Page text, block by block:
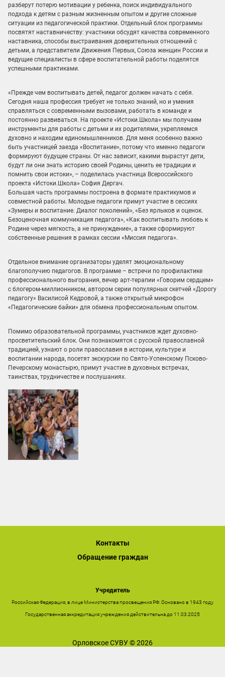
разберут потерю мотивации у ребенка, поиск индивидуального
подхода к детям с разным жизненным опытом и другие сложные
ситуации из педагогической практики. Отдельный блок программы
посвятят наставничеству: участники обсудят качества современного
наставника, способы выстраивания доверительных отношений с
детьми, а представители Движения Первых, Союза женщин России и
ведущие специалисты в сфере воспитательной работы поделятся
успешными практиками.
«Прежде чем воспитывать детей, педагог должен начать с себя.
Сегодня наша профессия требует не только знаний, но и умения
справляться с современными вызовами, работать в команде и
постоянно развиваться. На проекте «Истоки.Школа» мы получаем
инструменты для работы с детьми и их родителями, укрепляемся
духовно и находим единомышленников. Для меня особенно важно
быть участницей заезда «Воспитание», потому что именно педагоги
формируют будущее страны. От нас зависит, какими вырастут дети,
будут ли они знать историю своей Родины, ценить ее традиции и
помнить свои истоки», – поделилась участница Всероссийского
проекта «Истоки.Школа» София Дергач.
Большая часть программы построена в формате практикумов и
совместной работы. Молодые педагоги примут участие в сессиях
«Зумеры и воспитание. Диалог поколений», «Без ярлыков и оценок.
Безоценочная коммуникация педагога», «Как воспитывать любовь к
Родине через мягкость, а не принуждение», а также сформируют
собственные решения в рамках сессии «Миссия педагога».
Отдельное внимание организаторы уделят эмоциональному
благополучию педагогов. В программе – встречи по профилактике
профессионального выгорания, вечер арт-терапии «Говорим сердцем»
с блогером-миллионником, автором серии популярных скетчей «Дорогу
педагогу» Василисой Кедровой, а также открытый микрофон
«Педагогические байки» для обмена профессиональным опытом.
Помимо образовательной программы, участников ждет духовно-
просветительский блок. Они познакомятся с русской православной
традицией, узнают о роли православия в истории, культуре и
воспитании народа, посетят экскурсии по Свято-Успенскому Псково-
Печерскому монастырю, примут участие в духовных встречах,
таинствах, трудничестве и послушаниях.
Контакты
Обращение граждан
Учредитель
Российская Федерация, в лице Министерства просвещения РФ. Основано в 1943 году.
Государственная аккредитация учреждения действительна до 11.03.2025
Орловское СУВУ © 2026